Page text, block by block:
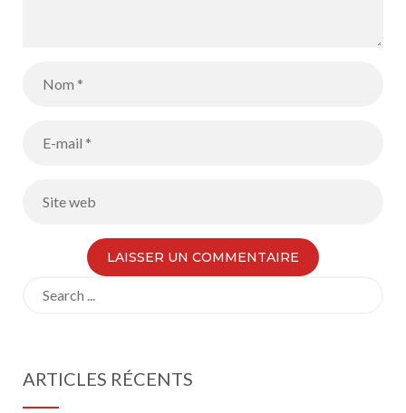
ARTICLES RÉCENTS